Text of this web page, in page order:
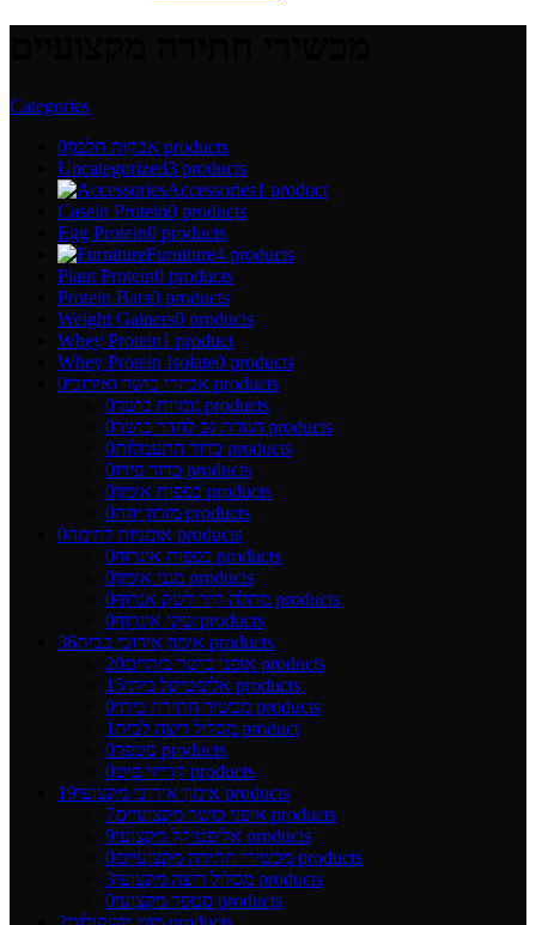
Categories
אבקות חלבון 0 products
Uncategorized3 products
Accessories1 product
Casein Protein0 products
Egg Protein0 products
Furniture4 products
Plant Protein0 products
Protein Bars0 products
Weight Gainers0 products
Whey Protein1 product
Whey Protein Isolate0 products
אביזרי כושר ואירובי 0 products
גומיות כושר 0 products
חגורת גב לחדר כושר 0 products
כדור התעמלות 0 products
כדור פיזיו 0 products
כפפות אימון 0 products
מזרון יוגה 0 products
אומניות לחימה 0 products
כפפות איגרוף 0 products
מגני אימון 0 products
מתלה קיר לשק אגרוף 0 products
שקי איגרוף 0 products
אימון אירובי בבית 36 products
אופני כושר ביתיים 20 products
אליפטיקל ביתי 15 products
מכשיר חתירה ביתי 0 products
מסלול ריצה לבית 1 product
סטפר 0 products
קרייזי פיט 0 products
אימון אירובי מקצועי 19 products
אופני כושר מקצועיים 7 products
אליפטיקל מקצועי 9 products
מכשירי חתירה מקצועיים 0 products
מסלול ריצה מקצועי 3 products
סטפר מקצועי 0 products